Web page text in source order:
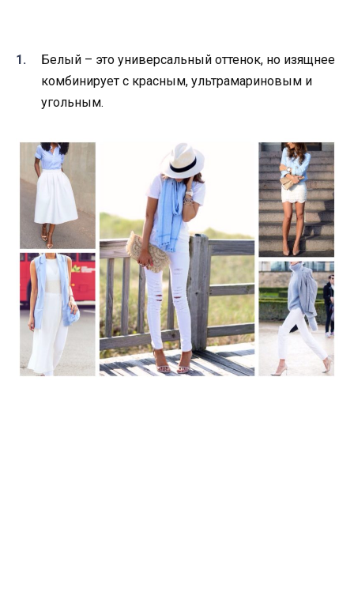
Белый – это универсальный оттенок, но изящнее
комбинирует с красным, ультрамариновым и
угольным.